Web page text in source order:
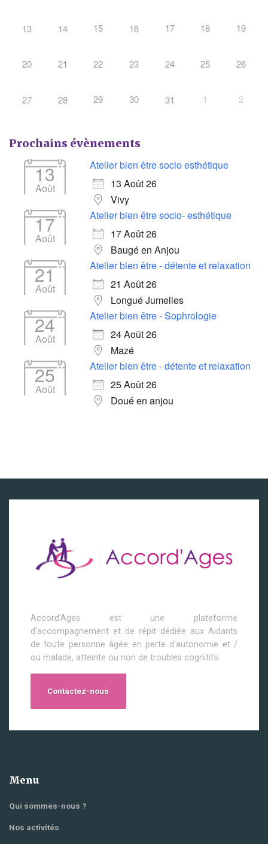
13 14 15 16 17 18 19
20 21 22 23 24 25 26
27 28 29 30 31 1 2
Prochains évènements
13
Août
Atelier bien être socio esthétique
13 Août 26
Vivy
17
Août
Atelier bien être socio- esthétique
17 Août 26
Baugé en Anjou
21
Août
Atelier bien être - détente et relaxation
21 Août 26
Longué Jumelles
24
Août
Atelier bien être - Sophrologie
24 Août 26
Mazé
25
Août
Atelier bien être - détente et relaxation
25 Août 26
Doué en anjou
Accord'Ages est une plateforme
d'accompagnement et de répit dédiée aux Aidants
de toute personne âgée en perte d'autonomie et /
ou malade, atteinte ou non de troubles cognitifs.
Contactez-nous
Menu
Qui sommes-nous ?
Nos activités